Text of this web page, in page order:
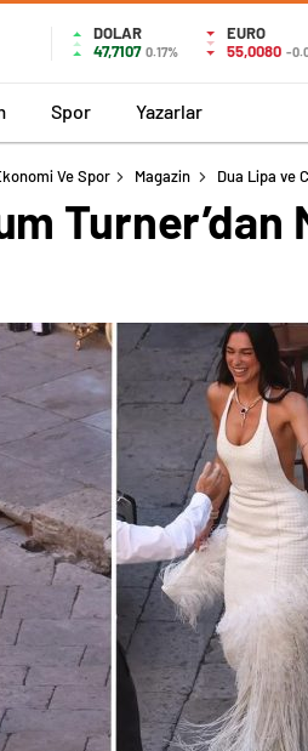
DOLAR
47,7107 0.17%
EURO
55,0080 -
Spor Yazarlar
Ve Spor Magazin Dua Lipa ve
Turner’dan